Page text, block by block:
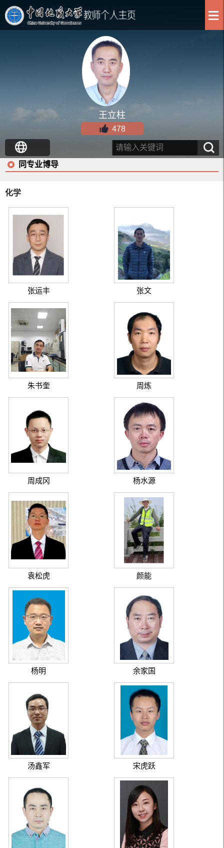
王立柱
478
同专业博导
化学
张运丰 张文
朱书奎 周炼
周成冈 杨水源
袁松虎 颜能
杨明 余家国
汤鑫军 宋虎跃